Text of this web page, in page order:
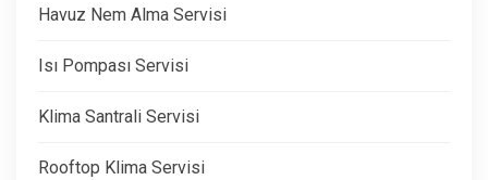
Havuz Nem Alma Servisi
Isı Pompası Servisi
Klima Santrali Servisi
Rooftop Klima Servisi